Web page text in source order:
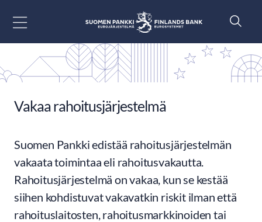
Vakaa rahoitusjärjestelmä
Suomen Pankki edistää rahoitusjärjestelmän
vakaata toimintaa eli rahoitusvakautta.
Rahoitusjärjestelmä on vakaa, kun se kestää
siihen kohdistuvat vakavatkin riskit ilman että
rahoituslaitosten, rahoitusmarkkinoiden tai